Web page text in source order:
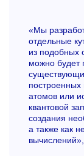
«Мы
отдельные
из подобных
можно будет
атомов или
квантовой
создания
а также как
вычислений»,